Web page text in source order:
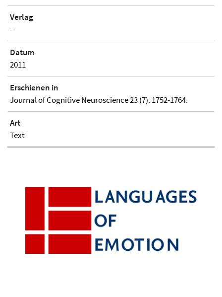
Verlag
-
Datum
2011
Erschienen in
Journal of Cognitive Neuroscience 23 (7). 1752-1764.
Art
Text